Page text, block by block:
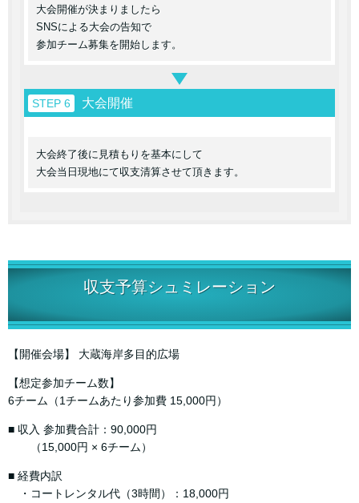
大会開催が決まりましたら
SNSによる大会の告知で
参加チーム募集を開始します。
STEP 6 大会開催
大会終了後に見積もりを基本にして
大会当日現地にて収支清算させて頂きます。
収支予算シュミレーション
【開催会場】 大蔵海岸多目的広場
【想定参加チーム数】
6チーム（1チームあたり参加費 15,000円）
■ 収入 参加費合計：90,000円
（15,000円 × 6チーム）
■ 経費内訳
・コートレンタル代（3時間）：18,000円